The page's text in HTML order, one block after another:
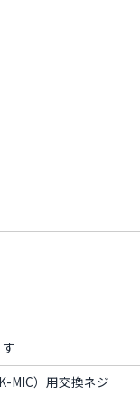
MIC）用交換ネジ